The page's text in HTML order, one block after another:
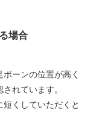
場合
ーンの位置が高く
れています。
くしていただくと